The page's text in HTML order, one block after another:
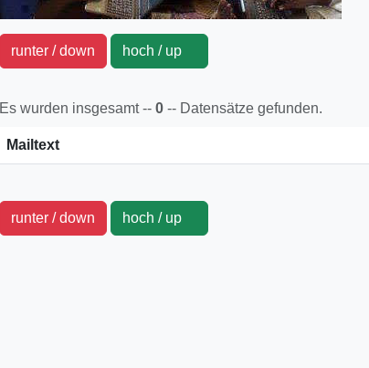
runter / down hoch / up
Es wurden insgesamt -- 0 -- Datensätze gefunden.
Mailtext
runter / down hoch / up